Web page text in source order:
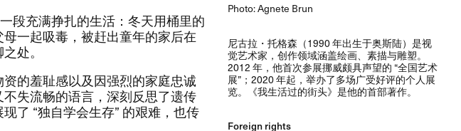
段充满挣扎的生活：​冬天用桶里的
一起吸毒，​被赶出童年的家后在
处。​​
的羞耻感以及因强烈的家庭忠诚
失流畅的语言，​深刻反思了遗传
了 ​“独自学会生存” ​的艰难，​也传
Photo: Agnete Brun
​尼古拉・托格森​（​1990 ​年出生于奥斯陆）​是视
觉艺术家，​创作领域涵盖绘画、​素描与雕塑。​​
2012 ​年，​他首次参展挪威颇具声望的 ​“全国艺术
展”；​​2020 ​年起，​举办了多场广受好评的个人展
览。​《我生活过的街头》​是他的首部著作。​​
Foreign rights